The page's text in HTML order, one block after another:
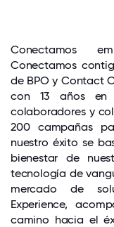
Conectamos
Conectamos
de BPO y Contact
con 13 años
colaboradores y
200 campañas
nuestro éxito se
bienestar de
tecnología de
mercado de
Experience,
camino hacia el